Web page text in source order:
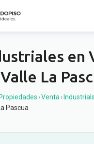
en
La
Propiedades ›Venta › Industrials
Pascua